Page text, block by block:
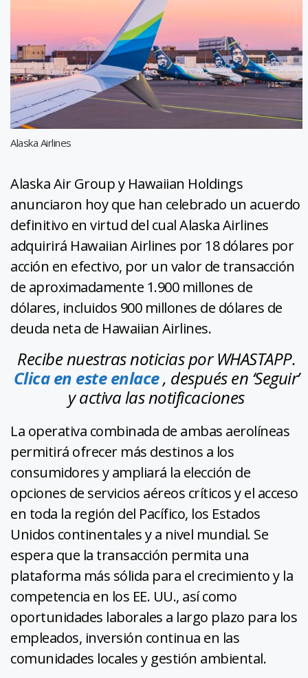
Alaska Airlines
Alaska Air Group y Hawaiian Holdings
anunciaron hoy que han celebrado un acuerdo
definitivo en virtud del cual Alaska Airlines
adquirirá Hawaiian Airlines por 18 dólares por
acción en efectivo, por un valor de transacción
de aproximadamente 1.900 millones de
dólares, incluidos 900 millones de dólares de
deuda neta de Hawaiian Airlines.
Recibe nuestras noticias por WHASTAPP.
Clica en este enlace, después en ‘Seguir’
y activa las notificaciones
La operativa combinada de ambas aerolíneas
permitirá ofrecer más destinos a los
consumidores y ampliará la elección de
opciones de servicios aéreos críticos y el acceso
en toda la región del Pacífico, los Estados
Unidos continentales y a nivel mundial. Se
espera que la transacción permita una
plataforma más sólida para el crecimiento y la
competencia en los EE. UU., así como
oportunidades laborales a largo plazo para los
empleados, inversión continua en las
comunidades locales y gestión ambiental.